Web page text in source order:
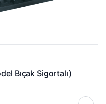
Bıçak Sigortalı)